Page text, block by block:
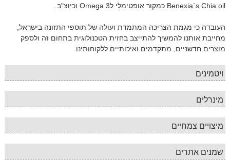
Benexia`s Chia oil כמקור אופטימלי לOmega 3 וכיוצ"ב..
העובדה כי מגמת הצריכה המתמדת ועולה של תוספי התזונה בישראל,
מחייבת אותנו להמשיך להתייצב בחזית הטכנולוגית בתחום זה ולספק
מוצרים חדשניים, מתקדמים ואיכותיים ללקוחותינו.
ויטמינים
מינרלים
מיצויים צמחיים
שמנים אתרים